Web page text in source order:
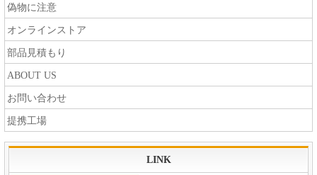
偽物に注意
オンラインストア
部品見積もり
ABOUT US
お問い合わせ
提携工場
LINK